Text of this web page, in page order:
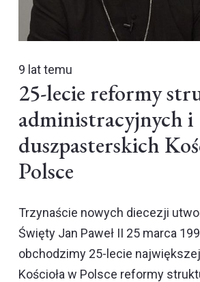
9 lat temu
25-lecie reformy
administracyjnych i
duszpasterskich
Polsce
Trzynaście nowych diecezji
Święty Jan Paweł II 25 marca
obchodzimy 25-lecie
Kościoła w Polsce reformy